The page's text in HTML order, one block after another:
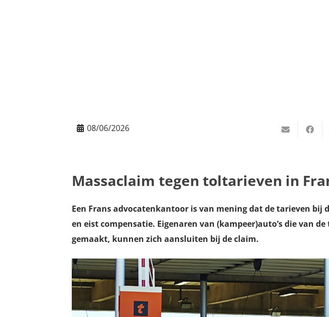
08/06/2026
Massaclaim tegen toltarieven in
Een Frans advocatenkantoor is van mening dat de tarieven bij
en eist compensatie. Eigenaren van (kampeer)auto’s die van
gemaakt, kunnen zich aansluiten bij de claim.